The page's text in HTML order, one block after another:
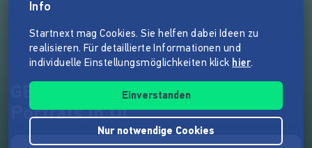
GESICHTER EINER STADT |
Porträts in Öl
Info
Startnext mag Cookies. Sie helfen dabei Ideen zu
realisieren. Für detaillierte Informationen und
individuelle Einstellungsmöglichkeiten klick hier.
Einverstanden
Nur notwendige Cookies